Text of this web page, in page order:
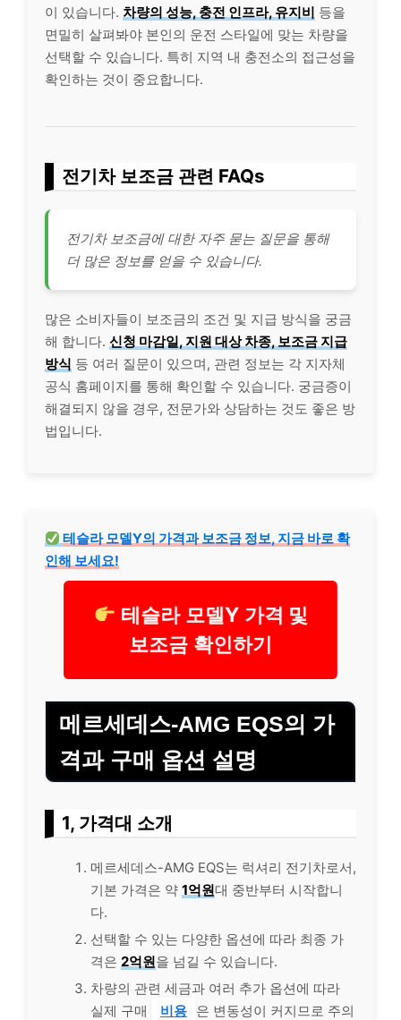
이 있습니다. 차량의 성능, 충전 인프라, 유지비 등을
면밀히 살펴봐야 본인의 운전 스타일에 맞는 차량을
선택할 수 있습니다. 특히 지역 내 충전소의 접근성을
확인하는 것이 중요합니다.
전기차 보조금 관련 FAQs
전기차 보조금에 대한 자주 묻는 질문을 통해
더 많은 정보를 얻을 수 있습니다.
많은 소비자들이 보조금의 조건 및 지급 방식을 궁금
해 합니다. 신청 마감일, 지원 대상 차종, 보조금 지급
방식 등 여러 질문이 있으며, 관련 정보는 각 지자체
공식 홈페이지를 통해 확인할 수 있습니다. 궁금증이
해결되지 않을 경우, 전문가와 상담하는 것도 좋은 방
법입니다.
테슬라 모델Y의 가격과 보조금 정보, 지금 바로 확
인해 보세요!
테슬라 모델Y 가격 및
보조금 확인하기
메르세데스-AMG EQS의 가
격과 구매 옵션 설명
1, 가격대 소개
메르세데스-AMG EQS는 럭셔리 전기차로서,
기본 가격은 약 1억원대 중반부터 시작합니
다.
선택할 수 있는 다양한 옵션에 따라 최종 가
격은 2억원을 넘길 수 있습니다.
차량의 관련 세금과 여러 추가 옵션에 따라
실제 구매
비용 은 변동성이 커지므로 주의